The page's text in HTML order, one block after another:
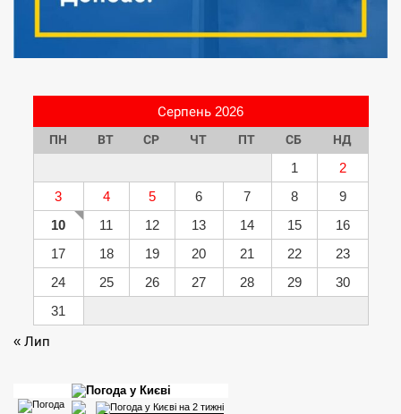
Серпень 2026
ПН ВТ СР ЧТ ПТ СБ НД
1
2
3
4 5 6 7 8
9
10
11 12 13 14 15
16
17
18 19 20 21 22
23
24
25 26 27 28 29
30
31
« Лип